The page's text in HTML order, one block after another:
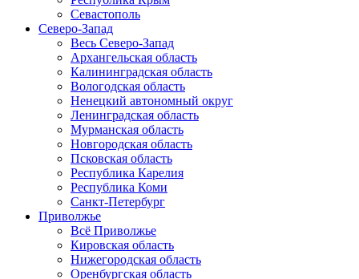
Севастополь
Северо-Запад
Весь Северо-Запад
Архангельская область
Калининградская область
Вологодская область
Ненецкий автономный округ
Ленинградская область
Мурманская область
Новгородская область
Псковская область
Республика Карелия
Республика Коми
Санкт-Петербург
Приволжье
Всё Приволжье
Кировская область
Нижегородская область
Оренбургская область